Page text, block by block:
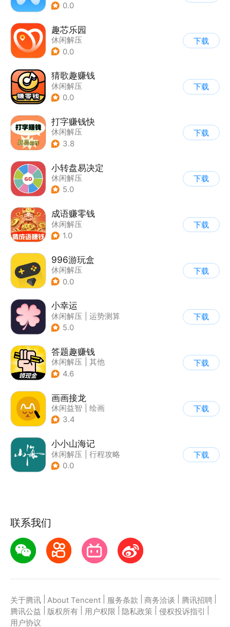
0.0
趣芯乐园
休闲解压
0.0
下载
猜歌趣赚钱
休闲解压
0.0
下载
打字赚钱快
休闲解压
3.8
下载
小转盘易决定
休闲解压
5.0
下载
成语赚零钱
休闲解压
1.0
下载
996游玩盒
休闲解压
0.0
下载
小幸运
休闲解压
运势测算
5.0
下载
答题趣赚钱
休闲解压
其他
| 知识问答
4.6
下载
画画接龙
休闲益智
绘画
3.4
下载
小小山海记
休闲解压
行程攻略
0.0
下载
联系我们
关于腾讯 About Tencent 服务条款 商务洽谈 腾讯招聘
腾讯公益
版权所有 用户权限 隐私政策 侵权投诉指引
用户协议